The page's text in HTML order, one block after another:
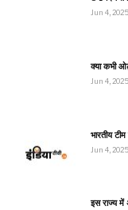
Jun 4, 2025
क्या कभी
Jun 4, 2025
भारतीय
Jun 4, 2025
इस राज्य